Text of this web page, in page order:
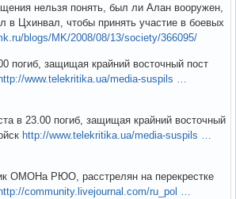
нельзя понять, был ли Алан вооружен,
в Цхинвал, чтобы принять участие в боевых
blogs/MK/2008/08/13/society/366095/
погиб, защищая крайний восточный пост
http://www.telekritika.ua/media-suspils …
в 23.00 погиб, защищая крайний восточный
http://www.telekritika.ua/media-suspils …
ОМОНа РЮО, расстрелян на перекрестке
http://community.livejournal.com/ru_pol …